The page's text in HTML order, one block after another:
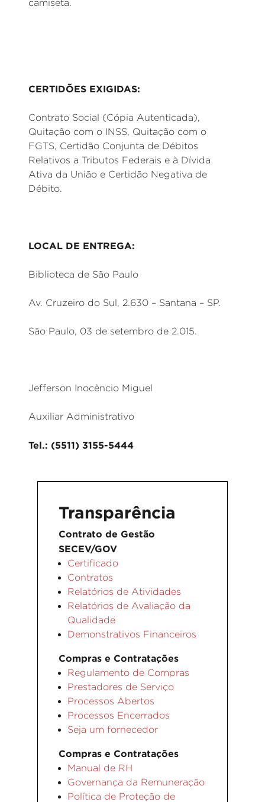
camiseta.
CERTIDÕES EXIGIDAS:
Contrato Social (Cópia Autenticada),
Quitação com o INSS, Quitação com o
FGTS, Certidão Conjunta de Débitos
Relativos a Tributos Federais e à Dívida
Ativa da União e Certidão Negativa de
Débito.
LOCAL DE ENTREGA:
Biblioteca de São Paulo
Av. Cruzeiro do Sul, 2.630 – Santana – SP.
São Paulo, 03 de setembro de 2.015.
Jefferson Inocêncio Miguel
Auxiliar Administrativo
Tel.: (5511) 3155-5444
Transparência
Contrato de Gestão
SECEV/GOV
Certificado
Contratos
Relatórios de Atividades
Relatórios de Avaliação da
Qualidade
Demonstrativos Financeiros
Compras e Contratações
Regulamento de Compras
Prestadores de Serviço
Processos Abertos
Processos Encerrados
Seja um fornecedor
Compras e Contratações
Manual de RH
Governança da Remuneração
Política de Proteção de